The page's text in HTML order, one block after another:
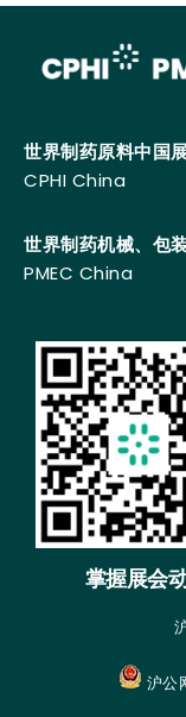
世界制药原料中国
CPHI China
世界制药机械、包
PMEC China
掌握展会
沪公